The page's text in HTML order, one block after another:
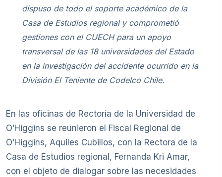
dispuso de todo el soporte académico de la
Casa de Estudios regional y comprometió
gestiones con el CUECH para un apoyo
transversal de las 18 universidades del Estado
en la investigación del accidente ocurrido en la
División El Teniente de Codelco Chile.
En las oficinas de Rectoría de la Universidad de
O’Higgins se reunieron el Fiscal Regional de
O’Higgins, Aquiles Cubillos, con la Rectora de la
Casa de Estudios regional, Fernanda Kri Amar,
con el objeto de dialogar sobre las necesidades